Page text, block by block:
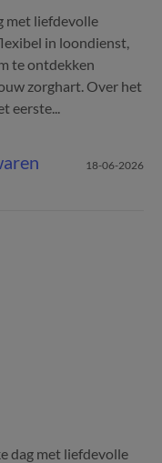
met liefdevolle
in loondienst,
te ontdekken
zorghart. Over het
eerste...
18-06-2026
dag met liefdevolle